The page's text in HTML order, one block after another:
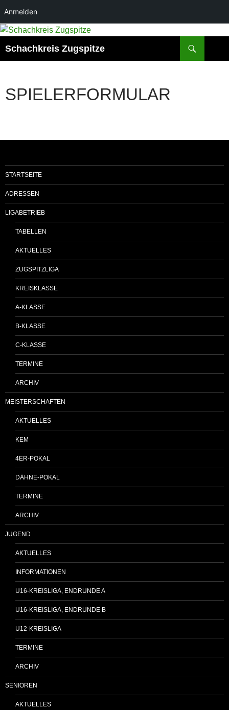
Anmelden
Zum
springen
Schachkreis Zugspitze
SPIELERFORMULAR
STARTSEITE
ADRESSEN
LIGABETRIEB
TABELLEN
AKTUELLES
ZUGSPITZLIGA
KREISKLASSE
A-KLASSE
B-KLASSE
C-KLASSE
TERMINE
ARCHIV
MEISTERSCHAFTEN
AKTUELLES
KEM
4ER-POKAL
DÄHNE-POKAL
TERMINE
ARCHIV
JUGEND
AKTUELLES
INFORMATIONEN
U16-KREISLIGA, ENDRUNDE A
U16-KREISLIGA, ENDRUNDE B
U12-KREISLIGA
TERMINE
ARCHIV
SENIOREN
AKTUELLES